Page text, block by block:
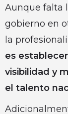
Aunque falta
gobierno en
la
es
visibilidad y
el talento